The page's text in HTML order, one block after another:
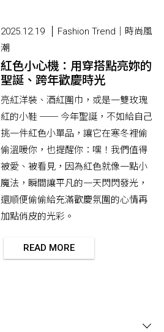
2025.12.19
Fashion Trend｜時尚風
潮
紅色小心機：用穿搭點亮妳的
聖誕、跨年歡慶時光
亮紅洋裝、酒紅圍巾，或是一雙玫瑰
紅的小鞋 ── 今年聖誕，不如給自己
挑一件紅色小單品，讓它在寒冬裡偷
偷溫暖你，也提醒你：嘿！我們值得
被愛、被看見，因為紅色就像一點小
魔法，瞬間讓平凡的一天閃閃發光，
還順便偷偷給充滿歡慶氛圍的心情再
加點俏皮的光彩。
READ MORE